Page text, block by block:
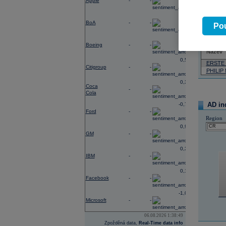
BoA - -
Boeing - -
Citigroup - -
0,56
Coca
Cola
- -
0,31
Ford - -
-0,77
GM - -
0,96
IBM - -
0,33
Facebook - -
0,14
Microsoft - -
-1,09
06.08.2026 1:38:49
Zpožděná data, Real-Time data info
Název
ERSTE
PHILIP
AD
Region